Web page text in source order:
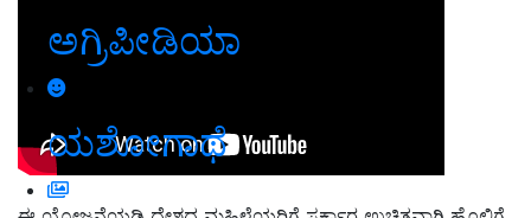
ಅಗ್ರಿಪೀಡಿಯಾ
ಯಶೋಗಾಥೆ